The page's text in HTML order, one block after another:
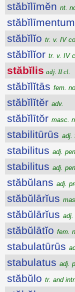
stăbĭlīmĕn nt.
stăbĭlīmentum
stăbĭlĭo tr. v. IV
stăbĭlĭor tr. v. IV
stăbĭlis adj. II cl.
stăbĭlĭtās fem.
stăbĭlĭtĕr adv.
stăbĭlītŏr masc.
stabilitūrūs adj.
stabilitus adj.
stabilitus adj.
stăbŭlans adj.
stăbŭlārĭus
stăbŭlārĭus adj.
stăbŭlātĭo fem.
stabulatūrūs
stabulatus adj.
stăbŭlo tr. and